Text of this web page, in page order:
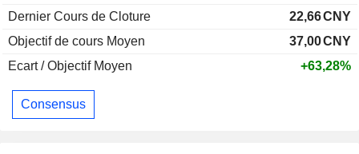
Dernier Cours de Cloture
22,66CNY
Objectif de cours Moyen
37,00CNY
Ecart / Objectif Moyen
+63,28%
Consensus